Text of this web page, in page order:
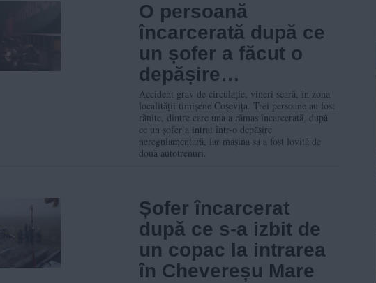
O persoană
încarcerată după ce
un șofer a făcut o
depășire
neregulamentară, în
Timiș
Accident grav de circulație, vineri seară, în zona
localității timișene Coșevița. Trei persoane au fost
rănite, dintre care una a rămas încarcerată, după
ce un șofer a intrat într-o depășire
neregulamentară, iar mașina sa a fost lovită de
două autotrenuri.
Șofer încarcerat
după ce s-a izbit de
un copac la intrarea
în Chevereșu Mare